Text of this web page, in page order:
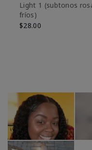
Light 1​ (subtonos
fríos)
$28.00